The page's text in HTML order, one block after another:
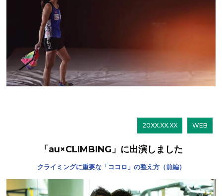
20XX.XX.XX WEB
「au×CLIMBING」に出演しました
クライミングに重要な「ココロ」の整え方（前編）